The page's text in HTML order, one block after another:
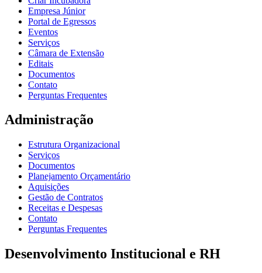
Empresa Júnior
Portal de Egressos
Eventos
Serviços
Câmara de Extensão
Editais
Documentos
Contato
Perguntas Frequentes
Administração
Estrutura Organizacional
Serviços
Documentos
Planejamento Orçamentário
Aquisições
Gestão de Contratos
Receitas e Despesas
Contato
Perguntas Frequentes
Desenvolvimento Institucional e RH